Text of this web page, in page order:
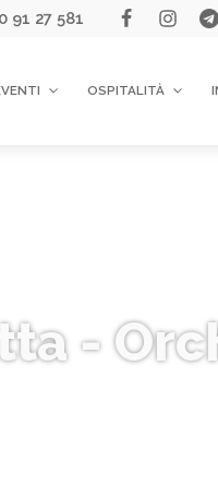
91 27 581
OSPITALITÀ
-